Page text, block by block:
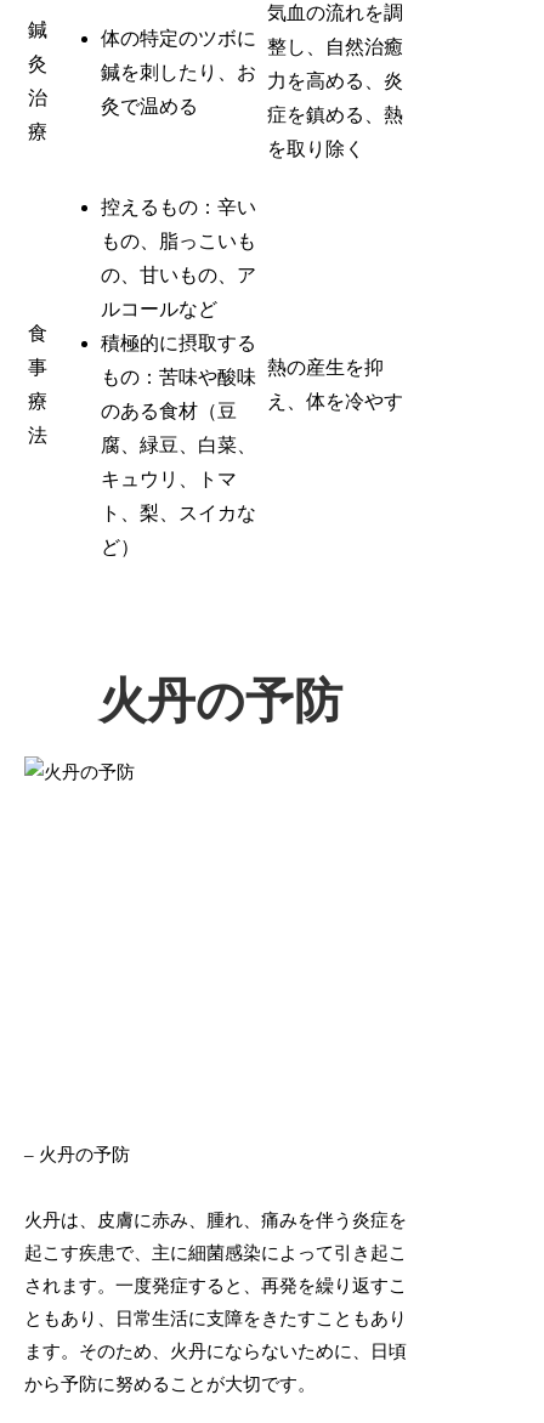
鍼
灸
治
療
体の特定のツボに
鍼を刺したり、お
灸で温める
気血の流れを調
整し、自然治癒
力を高める、炎
症を鎮める、熱
を取り除く
食
事
療
法
控えるもの：辛い
もの、脂っこいも
の、甘いもの、ア
ルコールなど
積極的に摂取する
もの：苦味や酸味
のある食材（豆
腐、緑豆、白菜、
キュウリ、トマ
ト、梨、スイカな
ど）
熱の産生を抑
え、体を冷やす
火丹の予防
– 火丹の予防
火丹は、皮膚に赤み、腫れ、痛みを伴う炎症を
起こす疾患で、主に細菌感染によって引き起こ
されます。一度発症すると、再発を繰り返すこ
ともあり、日常生活に支障をきたすこともあり
ます。そのため、火丹にならないために、日頃
から予防に努めることが大切です。